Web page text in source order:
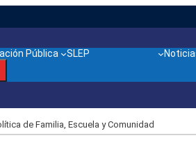
Pública SLEP
de Familia, Escuela y Comunidad